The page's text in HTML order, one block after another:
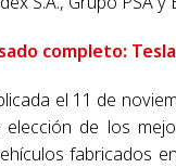
completo:
el 11 de
de los
fabricados